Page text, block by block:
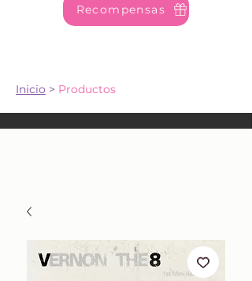
Recompensas
Inicio > Productos